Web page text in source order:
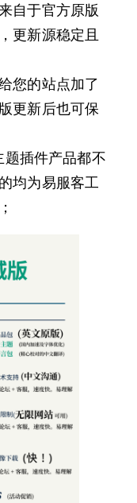
自于官方原版
更新源稳定且
您的站点加了
更新后也可保
题插件产品都不
均为易服客工